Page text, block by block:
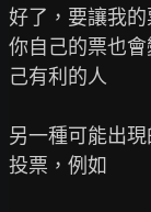
好了，要讓我
你自己的票也
己有利的人
另一種可能出
投票，例如